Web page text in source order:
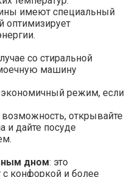
имеют специальный
со стиральной
машину
экономичный режим, если
возможность, открывайте
и дайте посуде
дном: это
с конфоркой и более